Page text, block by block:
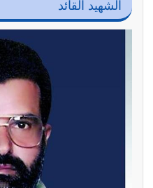
الشهيد القائد